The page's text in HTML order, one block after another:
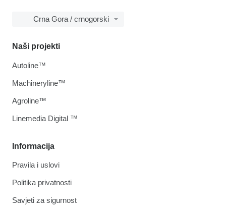
Crna Gora / crnogorski
Informacija
Pravila i uslovi
Politika privatnosti
Savjeti za sigurnost
Naši projekti
Autoline™
Machineryline™
Agroline™
Linemedia Digital ™